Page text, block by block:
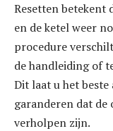
Resetten betekent
en de ketel weer
procedure
de handleiding of
Dit laat u het beste
garanderen dat
verholpen zijn.